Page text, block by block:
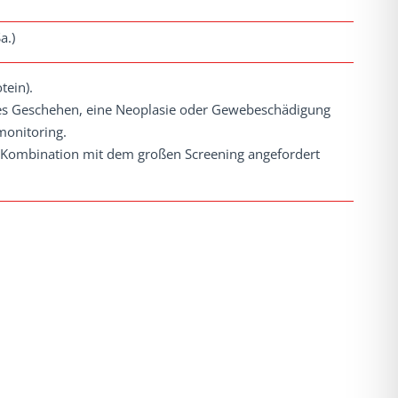
eine Neoplasie oder Gewebeschädigung
mit dem großen Screening angefordert